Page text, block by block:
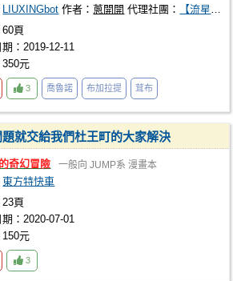
LIUXINGbot 作者：蔥開開 代理社團：
【流星街】
頁
期：2019-12-11
350元
3 喬魯諾 布加拉提 茸布
就交給我們杜王町的大家解決
奇幻冒險 一般向 JUMP系 漫畫本
東方特快車
頁
期：2020-07-01
150元
3